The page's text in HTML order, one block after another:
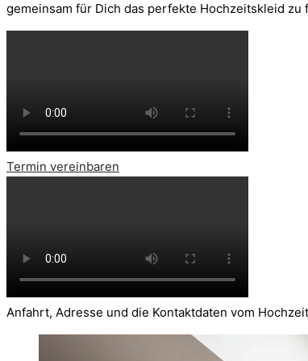
gemeinsam für Dich das perfekte Hochzeitskleid
Termin vereinbaren
Anfahrt, Adresse und die Kontaktdaten vom